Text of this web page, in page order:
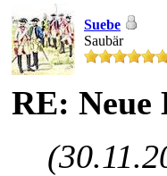
Suebe
Saubär
RE: Neue